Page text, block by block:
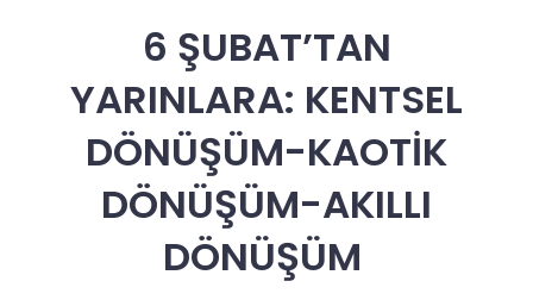
6 ŞUBAT’TAN
YARINLARA: KENTSEL
DÖNÜŞÜM-KAOTİK
DÖNÜŞÜM-AKILLI
DÖNÜŞÜM